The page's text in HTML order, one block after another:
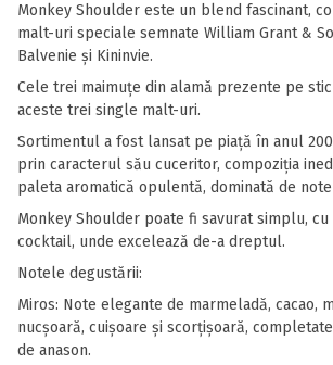
Monkey Shoulder este un blend fascinant,
malt-uri speciale semnate William Grant &
Balvenie şi Kininvie.
Cele trei maimuţe din alamă prezente pe
aceste trei single malt-uri.
Sortimentul a fost lansat pe piaţă în anul
prin caracterul său cuceritor, compoziţia
paleta aromatică opulentă, dominată de
Monkey Shoulder poate fi savurat simplu,
cocktail, unde excelează de-a dreptul.
Notele degustării:
Miros: Note elegante de marmeladă, cacao,
nucşoară, cuişoare şi scorţişoară,
de anason.